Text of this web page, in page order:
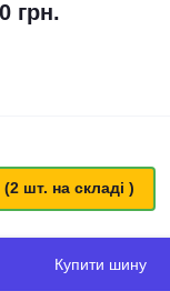
грн.
шт. на складі )
Купити шину